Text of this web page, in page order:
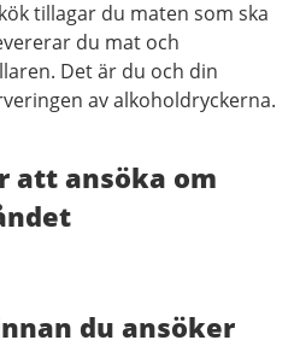
tillagar du maten som ska
du mat och
Det är du och din
av alkoholdryckerna.
att ansöka om
du ansöker